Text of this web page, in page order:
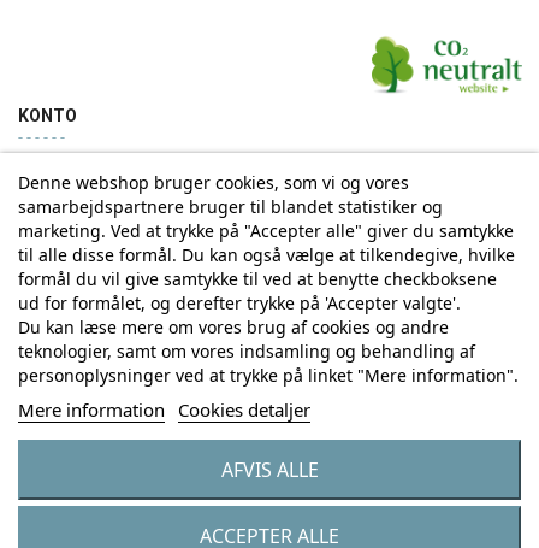
KONTO
Min konto Ordrehistorik
Tilmelding til Nyhedsbrev
Vi deler aldrig din email-adresse med tredjepart
Tilmeld
Denne webshop bruger cookies, som vi og vores
samarbejdspartnere bruger til blandet statistiker og
marketing. Ved at trykke på "Accepter alle" giver du samtykke
til alle disse formål. Du kan også vælge at tilkendegive, hvilke
formål du vil give samtykke til ved at benytte checkboksene
ud for formålet, og derefter trykke på 'Accepter valgte'.
Du kan læse mere om vores brug af cookies og andre
teknologier, samt om vores indsamling og behandling af
personoplysninger ved at trykke på linket "Mere information".
Mere information Cookies detaljer
AFVIS ALLE
ACCEPTER ALLE